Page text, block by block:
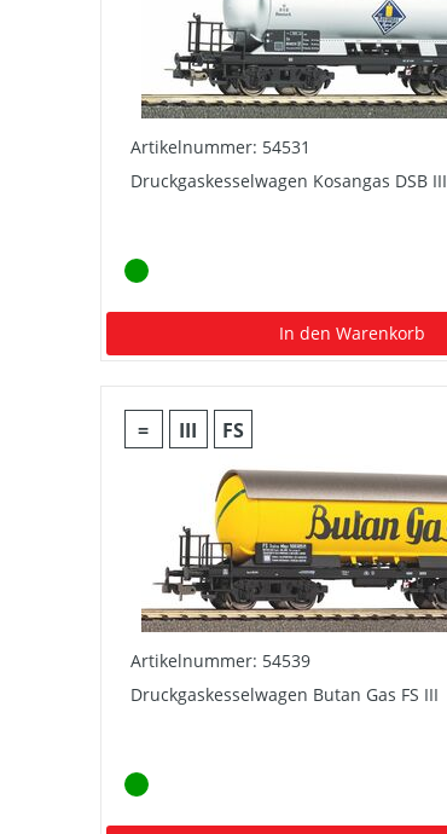
Artikelnummer: 54531
Druckgaskesselwagen Kosangas DSB III
In den Warenkorb
= III FS
Artikelnummer: 54539
Druckgaskesselwagen Butan Gas FS III